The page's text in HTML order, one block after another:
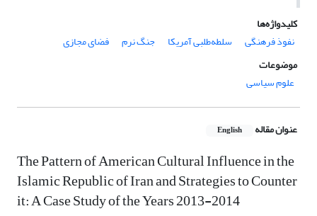
کلیدواژه‌ها
نفوذ فرهنگی
سلطه‌طلبی آمریکا جنگ نرم
فضای مجازی
موضوعات
علوم سیاسی
عنوان مقاله English
The Pattern of American Cultural Influence in the
Islamic Republic of Iran and Strategies to Counter
it: A Case Study of the Years 2013-2014